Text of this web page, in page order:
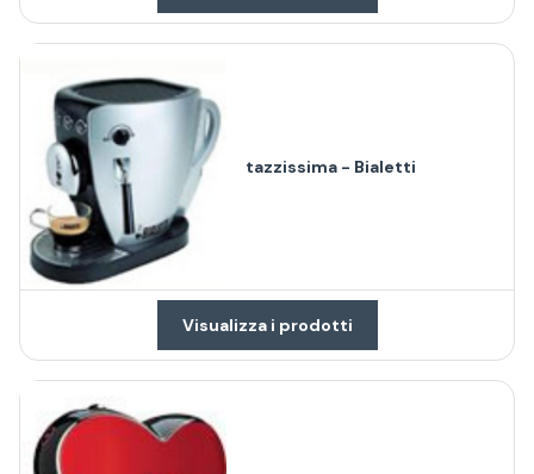
tazzissima - Bialetti
Visualizza i prodotti